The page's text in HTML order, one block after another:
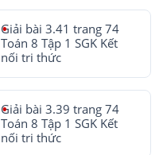
Giải bài 3.41 trang 74
Toán 8 Tập 1 SGK Kết
nối tri thức
Giải bài 3.39 trang 74
Toán 8 Tập 1 SGK Kết
nối tri thức